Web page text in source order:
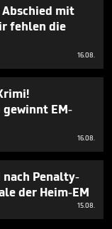
mit
fehlen die
16.08.
EM-
16.08.
Penalty-
der Heim-EM
15.08.